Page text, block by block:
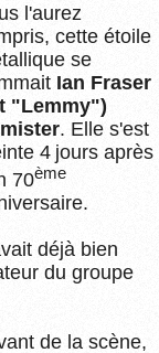
l'aurez
cette étoile
se
Ian Fraser
"Lemmy")
. Elle s'est
4 jours après
70ème
déjà bien
du groupe
de la scène,